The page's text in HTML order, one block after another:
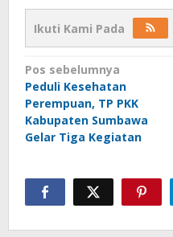
Ikuti Kami Pada
Navigasi
pos
Pos sebelumnya
Peduli Kesehatan
Perempuan, TP PKK
Kabupaten Sumbawa
Gelar Tiga Kegiatan